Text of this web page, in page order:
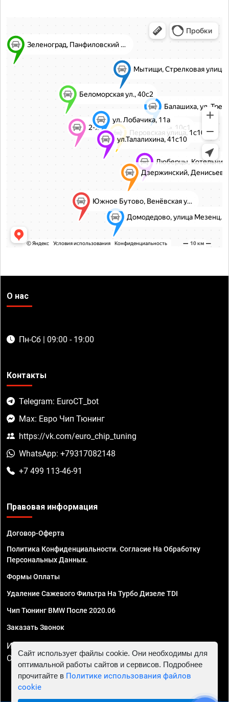
О нас
Пн-Сб | 09:00 - 19:00
Контакты
Telegram: EuroCT_bot
Max: Евро Чип Тюнинг
https://vk.com/euro_chip_tuning
WhatsApp: +79317082148
+7 499 113-46-91
Правовая информация
Договор-Оферта
Политика Конфиденциальности. Согласие На Обработку
Персональных Данных.
Формы Оплаты
Удаление Сажевого Фильтра На Турбо Дизеле TDI
Чип Тюнинг BMW После 2020.06
Заказать Звонок
ИП Смирнов Георгий Павлович. ИНН 781302555843,
ОГРНИП 324470400032610
Сайт использует файлы cookie. Они необходимы для
оптимальной работы сайтов и сервисов. Подробнее
прочитайте в Политике использования файлов
cookie